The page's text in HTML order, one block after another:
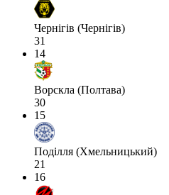
Чернігів (Чернігів)
31
14
Ворскла (Полтава)
30
15
Поділля (Хмельницький)
21
16